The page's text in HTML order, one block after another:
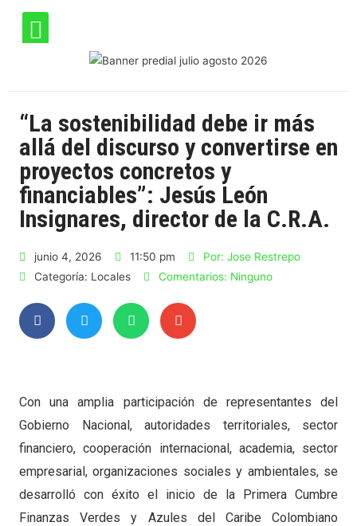
“La sostenibilidad debe ir más
allá del discurso y convertirse en
proyectos concretos y
financiables”: Jesús León
Insignares, director de la C.R.A.
junio 4, 2026 11:50 pm Por: Jose Restrepo
Categoría: Locales Comentarios: Ninguno
Con una amplia participación de representantes del
Gobierno Nacional, autoridades territoriales, sector
financiero, cooperación internacional, academia, sector
empresarial, organizaciones sociales y ambientales, se
desarrolló con éxito el inicio de la Primera Cumbre
Finanzas Verdes y Azules del Caribe Colombiano